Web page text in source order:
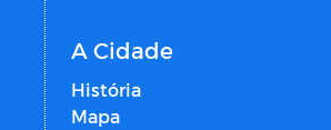
A Cidade
História
Mapa